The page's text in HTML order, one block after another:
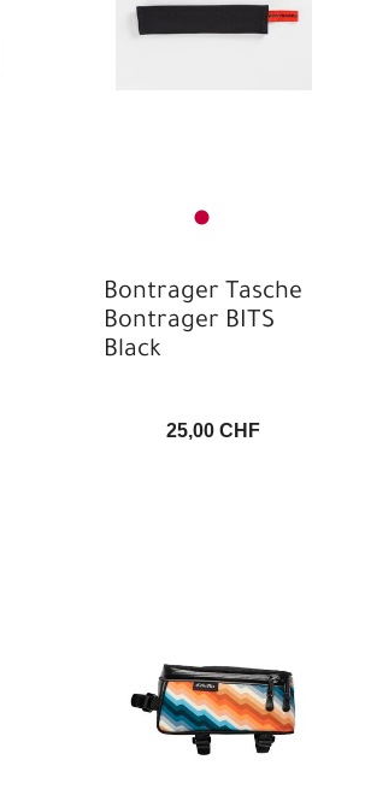
Bontrager Tasche
Bontrager BITS
Black
25,00 CHF